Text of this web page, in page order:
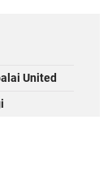
United